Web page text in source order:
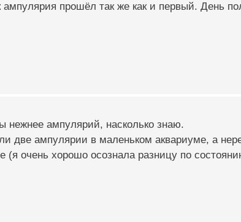
ампулярия прошёл так же как и первый. День
нежнее ампулярий, насколько знаю.
две ампулярии в маленьком аквариуме, а
(я очень хорошо осознала разницу по